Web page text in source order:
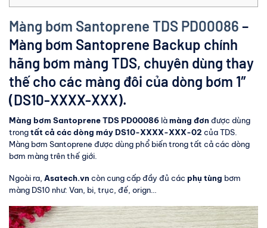
Màng bơm Santoprene TDS PD00086 –
Màng bơm Santoprene Backup chính
hãng bơm màng TDS, chuyên dùng thay
thế cho các màng đôi của dòng bơm 1″
(DS10-XXXX-XXX).
Màng bơm Santoprene TDS PD00086 làmàng đơn được dùng
trongtất cả các dòng máy DS10-XXXX-XXX-02 của TDS.
Màng bơm Santoprene được dùng phổ biến trong tất cả các dòng
bơm màng trên thế giới.
Ngoài ra, Asatech.vn còn cung cấp đầy đủ các phụ tùng bơm
màng DS10 như: Van, bi, trục, đế, orign…